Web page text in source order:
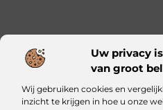
Uw privacy
van groot
Wij gebruiken cookies en
inzicht te krijgen in hoe u onze
Main Links